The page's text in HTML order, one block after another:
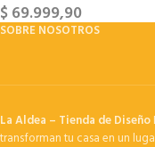
$69.999,90
SOBRE NOSOTROS
La Aldea – Tienda de Diseño
transforman tu casa en un